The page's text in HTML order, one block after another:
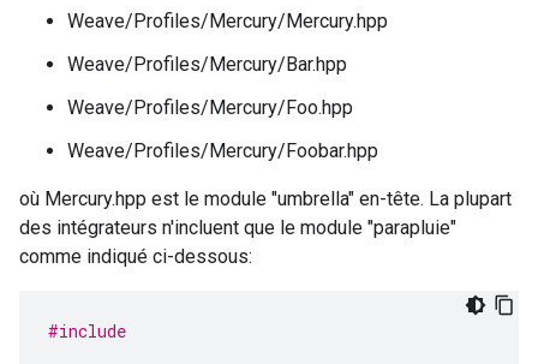
Weave/Profiles/Mercury/Mercury.hpp
Weave/Profiles/Mercury/Bar.hpp
Weave/Profiles/Mercury/Foo.hpp
Weave/Profiles/Mercury/Foobar.hpp
où Mercury.hpp est le module "umbrella" en-tête. La plupart
des intégrateurs n'incluent que le module "parapluie"
comme indiqué ci-dessous:
#include